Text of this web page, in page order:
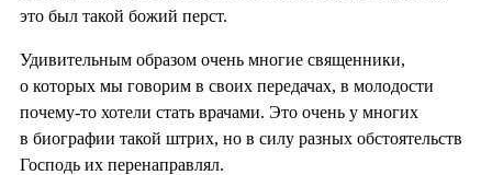
это был такой божий перст.
Удивительным образом очень многие священники,
о которых мы говорим в своих передачах, в молодости
почему-то хотели стать врачами. Это очень у многих
в биографии такой штрих, но в силу разных обстоятельств
Господь их перенаправлял.